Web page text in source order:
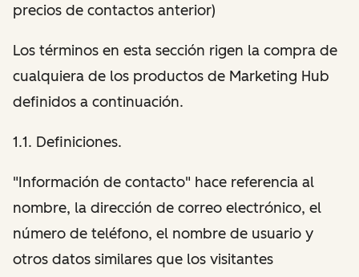
precios de contactos anterior)
Los términos en esta sección rigen la compra de
cualquiera de los productos de Marketing Hub
definidos a continuación.
1.1. Definiciones.
"Información de contacto" hace referencia al
nombre, la dirección de correo electrónico, el
número de teléfono, el nombre de usuario y
otros datos similares que los visitantes